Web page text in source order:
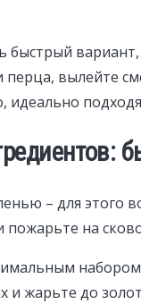
быстрый
перца, вылейте
идеально
– для этого
на
набором
и жарьте до